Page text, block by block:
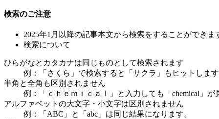
検索のご注意
2025年1月以降の記事本文から検索をすることができま
検索について
ひらがなとカタカナは同じものとして検索されます
例：「さくら」で検索すると「サクラ」もヒットします
半角と全角も区別されません
例：「ｃｈｅｍｉｃａｌ」と入力しても「chemical」が
アルファベットの大文字・小文字は区別されません
例：「ABC」と「abc」は同じ結果になります。